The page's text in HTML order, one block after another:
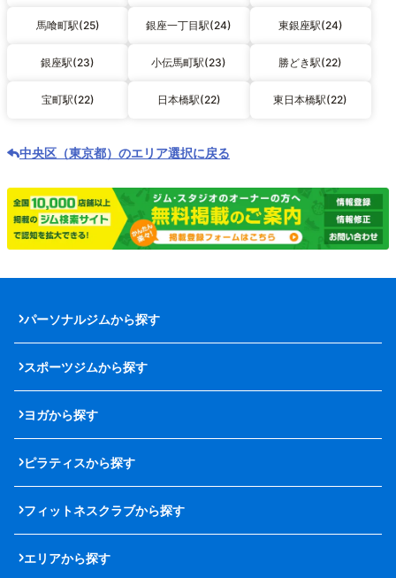
馬喰町駅(25) 銀座一丁目駅(24) 東銀座駅(24)
銀座駅(23) 小伝馬町駅(23) 勝どき駅(22)
宝町駅(22) 日本橋駅(22) 東日本橋駅(22)
中央区（東京都）のエリア選択に戻る
パーソナルジムから探す
スポーツジムから探す
ヨガから探す
ピラティスから探す
フィットネスクラブから探す
エリアから探す